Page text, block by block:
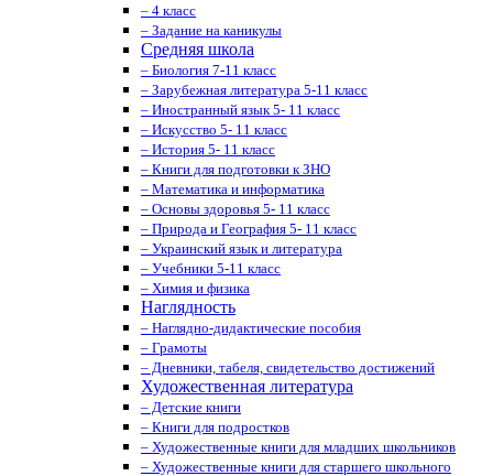
– 4 класс
– Задание на каникулы
Средняя школа
– Биология 7-11 класс
– Зарубежная литература 5-11 класс
– Иностранный язык 5- 11 класс
– Искусство 5- 11 класс
– История 5- 11 класс
– Книги для подготовки к ЗНО
– Математика и информатика
– Основы здоровья 5- 11 класс
– Природа и География 5- 11 класс
– Украинский язык и литература
– Учебники 5-11 класс
– Химия и физика
Наглядность
– Наглядно-дидактические пособия
– Грамоты
– Дневники, табеля, свидетельство достижений
Художественная литература
– Детские книги
– Книги для подростков
– Художественные книги для младших школьников
– Художественные книги для старшего школьного